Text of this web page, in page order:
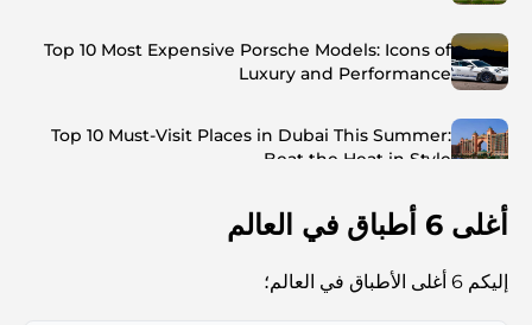
Top 10 Most Expensive Porsche Models: Icons of
Luxury and Performance
Top 10 Must-Visit Places in Dubai This Summer:
Beat the Heat in Style
Top 7 Busiest Airports in the World: Hub of Global
Travel
أغلى 6 أطباق في العالم
إليكم 6 أغلى الأطباق في العالم؛